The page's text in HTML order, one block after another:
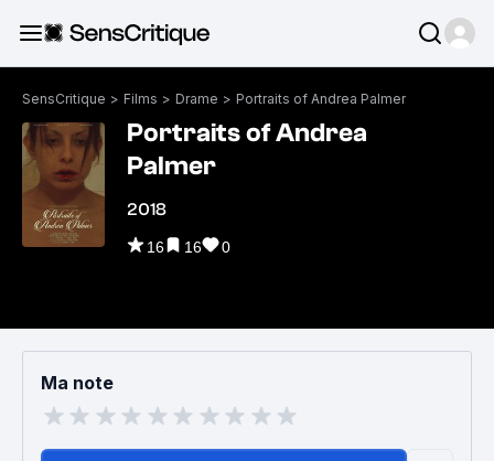
SensCritique > Films > Drame > Portraits of Andrea Palmer
Portraits of Andrea
Palmer
2018
16 16 0
Ma note